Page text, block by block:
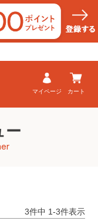
マイページ カート
ー
3件中 1-3件表示